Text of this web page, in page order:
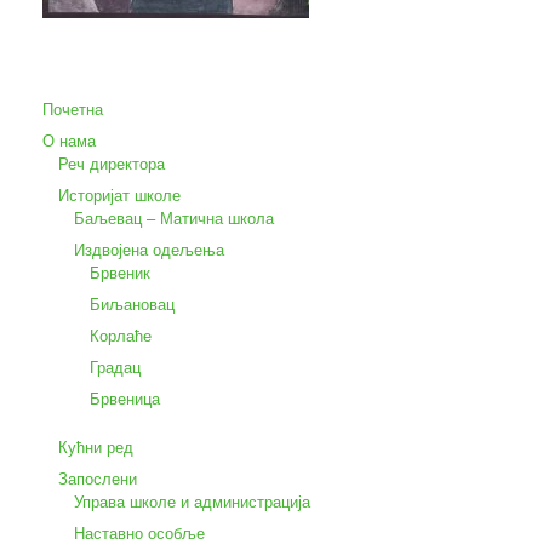
Почетна
О нама
Реч директора
Историјат школе
Баљевац – Матична школа
Издвојена одељења
Брвеник
Биљановац
Корлаће
Градац
Брвеница
Кућни ред
Запослени
Управа школе и администрација
Наставно особље